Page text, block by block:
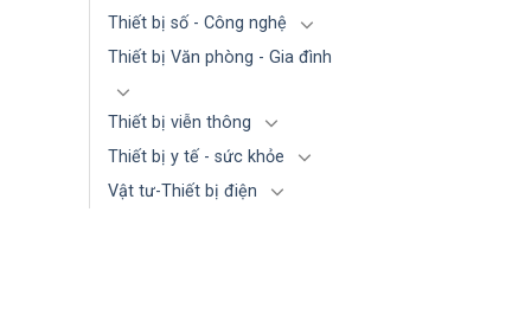
Thiết bị số - Công nghệ
Thiết bị Văn phòng - Gia đình
Thiết bị viễn thông
Thiết bị y tế - sức khỏe
Vật tư-Thiết bị điện